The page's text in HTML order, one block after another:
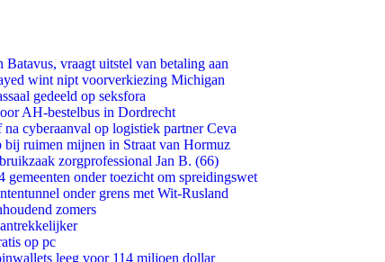
vraagt uitstel van betaling aan
wint nipt voorverkiezing Michigan
gedeeld op seksfora
AH-bestelbus in Dordrecht
cyberaanval op logistiek partner Ceva
bij ruimen mijnen in Straat van Hormuz
zorgprofessional Jan B. (66)
gemeenten onder toezicht om spreidingswet
onder grens met Wit-Rusland
zomers
op pc
leeg voor 114 miljoen dollar